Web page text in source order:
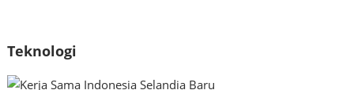
Teknologi